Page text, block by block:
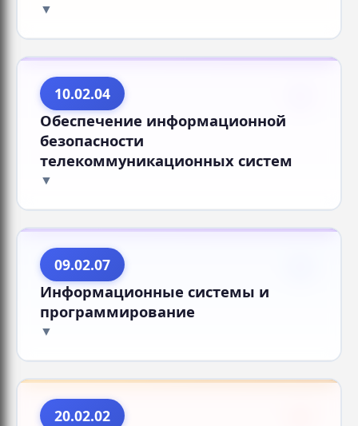
10.02.04
Обеспечение информационной
безопасности
телекоммуникационных систем
09.02.07
Информационные системы и
программирование
20.02.02